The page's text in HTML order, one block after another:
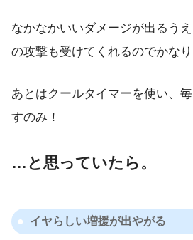
なかなかいいダメージが出るう
の攻撃も受けてくれるのでかなり
あとはクールタイマーを使い、
すのみ！
…と思っていたら。
イヤらしい増援が出やがる